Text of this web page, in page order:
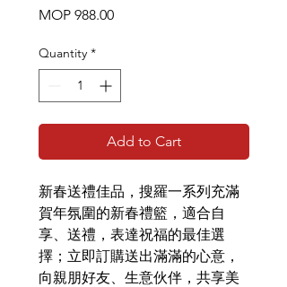
MOP 988.00Price
Quantity *
Add to Cart
新春送禮佳品，搜羅一系列充滿
賀年氛圍的新春禮籃，適合自
享、送禮，表達祝福的最佳選
擇；立即訂購送出滿滿的心意，
向親朋好友、生意伙伴，共享美